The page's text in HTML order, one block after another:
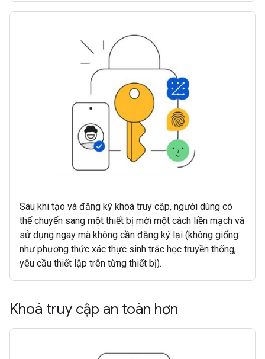
Sau khi tạo và đăng ký khoá truy cập, người dùng có
thể chuyển sang một thiết bị mới một cách liền mạch và
sử dụng ngay mà không cần đăng ký lại (không giống
như phương thức xác thực sinh trắc học truyền thống,
yêu cầu thiết lập trên từng thiết bị).
Khoá truy cập an toàn hơn